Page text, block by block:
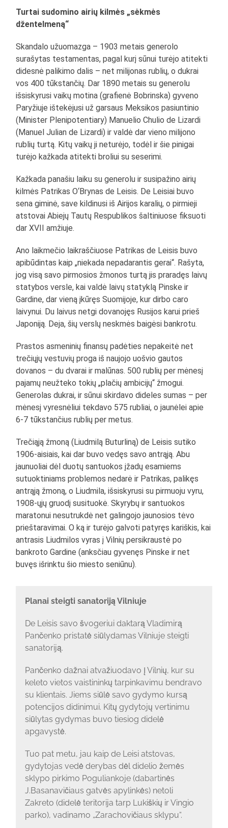
Turtai sudomino airių kilmės „sėkmės
džentelmeną“
Skandalo užuomazga – 1903 metais generolo
surašytas testamentas, pagal kurį sūnui turėjo atitekti
didesnė palikimo dalis – net milijonas rublių, o dukrai
vos 400 tūkstančių. Dar 1890 metais su generolu
išsiskyrusi vaikų motina (grafienė Bobrinska) gyveno
Paryžiuje ištekėjusi už garsaus Meksikos pasiuntinio
(Minister Plenipotentiary) Manuelio Chulio de Lizardi
(Manuel Julian de Lizardi) ir valdė dar vieno milijono
rublių turtą. Kitų vaikų ji neturėjo, todėl ir šie pinigai
turėjo kažkada atitekti broliui su seserimi.
Kažkada panašiu laiku su generolu ir susipažino airių
kilmės Patrikas O‘Brynas de Leisis. De Leisiai buvo
sena giminė, save kildinusi iš Airijos karalių, o pirmieji
atstovai Abiejų Tautų Respublikos šaltiniuose fiksuoti
dar XVII amžiuje.
Ano laikmečio laikraščiuose Patrikas de Leisis buvo
apibūdintas kaip „niekada nepadarantis gerai“. Rašyta,
jog visą savo pirmosios žmonos turtą jis praradęs laivų
statybos versle, kai valdė laivų statyklą Pinske ir
Gardine, dar vieną įkūręs Suomijoje, kur dirbo caro
laivynui. Du laivus netgi dovanojęs Rusijos karui prieš
Japoniją. Deja, šių verslų neskmės baigėsi bankrotu.
Prastos asmeninių finansų padėties nepakeitė net
trečiųjų vestuvių proga iš naujojo uošvio gautos
dovanos – du dvarai ir malūnas. 500 rublių per mėnesį
pajamų neužteko tokių „plačių ambicijų“ žmogui.
Generolas dukrai, ir sūnui skirdavo dideles sumas – per
mėnesį vyresnėliui tekdavo 575 rubliai, o jaunėlei apie
6-7 tūkstančius rublių per metus.
Trečiąją žmoną (Liudmilą Buturliną) de Leisis sutiko
1906-aisiais, kai dar buvo vedęs savo antrąją. Abu
jaunuoliai dėl duotų santuokos įžadų esamiems
sutuoktiniams problemos nedarė ir Patrikas, palikęs
antrąją žmoną, o Liudmila, išsiskyrusi su pirmuoju vyru,
1908-ųjų gruodį susituokė. Skyrybų ir santuokos
maratonui nesutrukdė net galingojo jaunosios tėvo
prieštaravimai. O ką ir turėjo galvoti patyręs kariškis, kai
antrasis Liudmilos vyras į Vilnių persikraustė po
bankroto Gardine (anksčiau gyvenęs Pinske ir net
buvęs išrinktu šio miesto seniūnu).
Planai steigti sanatoriją Vilniuje
De Leisis savo švogeriui daktarą Vladimirą
Pančenko pristatė siūlydamas Vilniuje steigti
sanatoriją.
Pančenko dažnai atvažiuodavo į Vilnių, kur su
keleto vietos vaistininkų tarpinkavimu bendravo
su klientais. Jiems siūlė savo gydymo kursą
potencijos didinimui. Kitų gydytojų vertinimu
siūlytas gydymas buvo tiesiog didelė
apgavystė.
Tuo pat metu, jau kaip de Leisi atstovas,
gydytojas vedė derybas dėl didelio žemės
sklypo pirkimo Poguliankoje (dabartinės
J.Basanavičiaus gatvės apylinkės) netoli
Zakreto (didelė teritorija tarp Lukiškių ir Vingio
parko), vadinamo „Zarachovičiaus sklypu“.